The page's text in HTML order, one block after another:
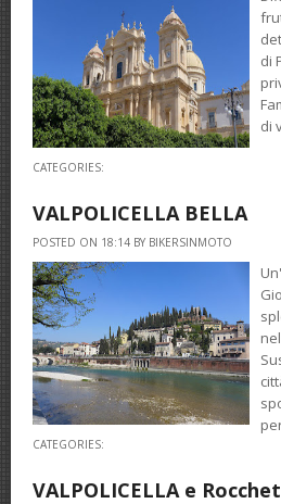
di
di
CATEGORIES:
VALPOLICELLA BELLA
POSTED ON 18:14 BY BIKERSINMOTO
CATEGORIES:
VALPOLICELLA e